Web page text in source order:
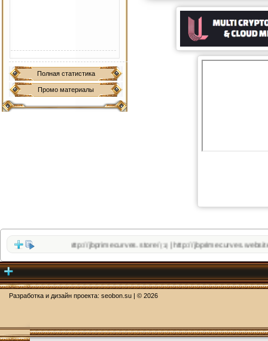
Полная статистика
Промо материалы
http://jbprimecurves.store/(1)|http://jbprimecurves.website/
Разработка и дизайн проекта: seobon.su | © 2026